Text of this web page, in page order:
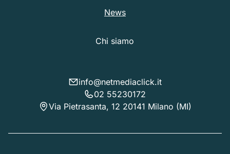
News
Chi siamo
info@netmediaclick.it
02 55230172
Via Pietrasanta, 12 20141 Milano (MI)